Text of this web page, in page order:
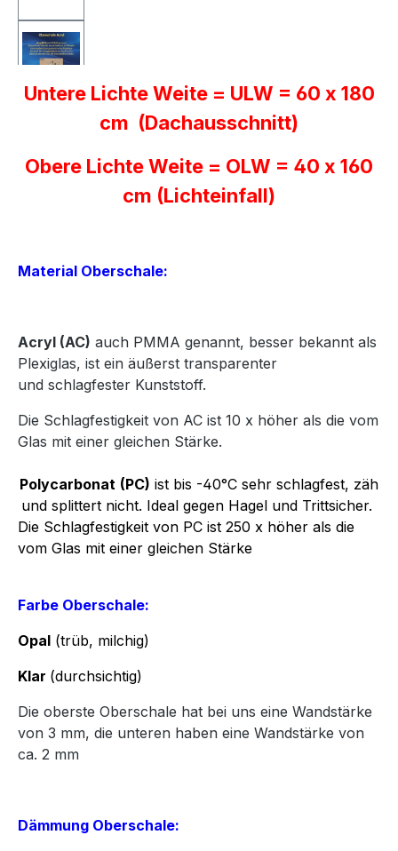
Untere Lichte Weite = ULW = 60 x 180
cm (Dachausschnitt)
Obere Lichte Weite = OLW = 40 x 160
cm (Lichteinfall)
Material Oberschale:
Acryl (AC) auch PMMA genannt, besser bekannt als
Plexiglas, ist ein äußerst transparenter
und schlagfester Kunststoff.
Die Schlagfestigkeit von AC ist 10 x höher als die vom
Glas mit einer gleichen Stärke.
Polycarbonat (PC) ist bis -40°C sehr schlagfest, zäh
und splittert nicht. Ideal gegen Hagel und Trittsicher.
Die Schlagfestigkeit von PC ist 250 x höher als die
vom Glas mit einer gleichen Stärke
Farbe Oberschale:
Opal (trüb, milchig)
Klar (durchsichtig)
Die oberste Oberschale hat bei uns eine Wandstärke
von 3 mm, die unteren haben eine Wandstärke von
ca. 2 mm
Dämmung Oberschale: